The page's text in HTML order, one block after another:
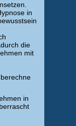
in
die
mit
in